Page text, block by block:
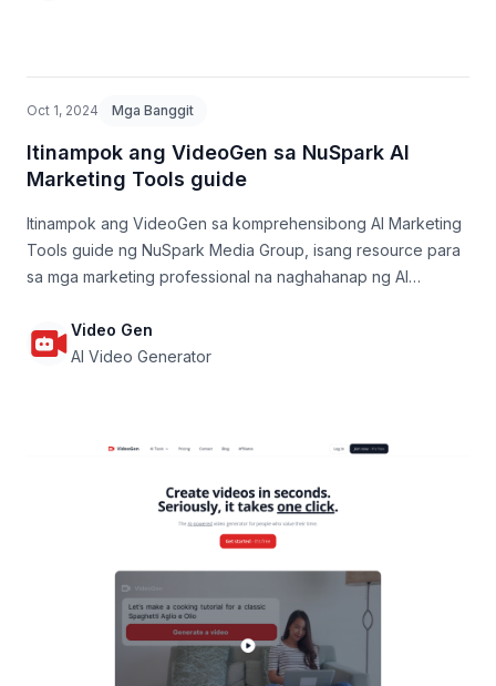
Oct 1, 2024 Mga Banggit
Itinampok ang VideoGen sa NuSpark AI
Marketing Tools guide
Itinampok ang VideoGen sa komprehensibong AI Marketing
Tools guide ng NuSpark Media Group, isang resource para
sa mga marketing professional na naghahanap ng AI
Video Gen
AI Video Generator